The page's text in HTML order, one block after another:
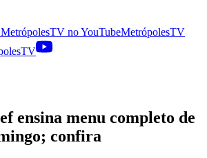
MetrópolesTV noYouTubeMetrópolesTV
ensina menu completo de
confira